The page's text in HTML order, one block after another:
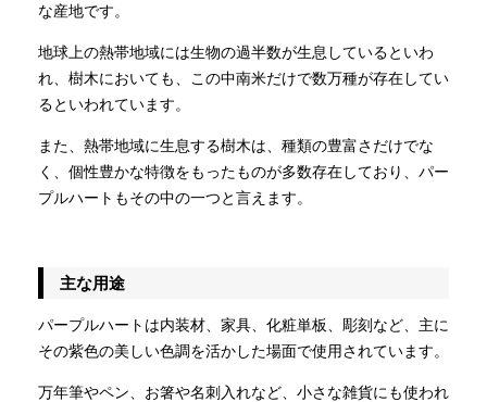
な産地です。
地球上の熱帯地域には生物の過半数が生息しているといわ
れ、樹木においても、この中南米だけで数万種が存在してい
るといわれています。
また、熱帯地域に生息する樹木は、種類の豊富さだけでな
く、個性豊かな特徴をもったものが多数存在しており、パー
プルハートもその中の一つと言えます。
主な用途
パープルハートは内装材、家具、化粧単板、彫刻など、主に
その紫色の美しい色調を活かした場面で使用されています。
万年筆やペン、お箸や名刺入れなど、小さな雑貨にも使われ